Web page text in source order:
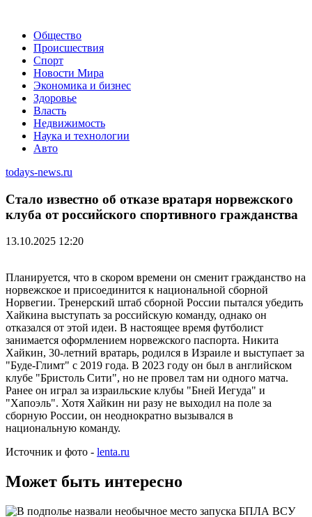
Общество
Происшествия
Спорт
Новости Мира
Экономика и бизнес
Здоровье
Власть
Недвижимость
Наука и технологии
Авто
todays-news.ru
Стало известно об отказе вратаря норвежского
клуба от российского спортивного гражданства
13.10.2025 12:20
Планируется, что в скором времени он сменит гражданство на
норвежское и присоединится к национальной сборной
Норвегии. Тренерский штаб сборной России пытался убедить
Хайкина выступать за российскую команду, однако он
отказался от этой идеи. В настоящее время футболист
занимается оформлением норвежского паспорта. Никита
Хайкин, 30-летний вратарь, родился в Израиле и выступает за
"Буде-Глимт" с 2019 года. В 2023 году он был в английском
клубе "Бристоль Сити", но не провел там ни одного матча.
Ранее он играл за израильские клубы "Бней Иегуда" и
"Хапоэль". Хотя Хайкин ни разу не выходил на поле за
сборную России, он неоднократно вызывался в
национальную команду.
Источник и фото - lenta.ru
Может быть интересно